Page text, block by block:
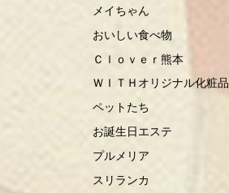
メイちゃん
おいしい食べ物
Ｃｌｏｖｅｒ熊本
ＷＩＴＨオリジナル化粧品
ペットたち
お誕生日エステ
プルメリア
スリランカ